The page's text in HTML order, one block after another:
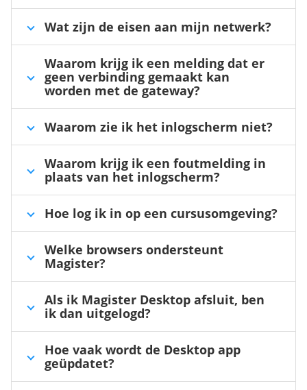
Wat zijn de eisen aan mijn netwerk?
Waarom krijg ik een melding dat er
geen verbinding gemaakt kan
worden met de gateway?
Waarom zie ik het inlogscherm niet?
Waarom krijg ik een foutmelding in
plaats van het inlogscherm?
Hoe log ik in op een cursusomgeving?
Welke browsers ondersteunt
Magister?
Als ik Magister Desktop afsluit, ben
ik dan uitgelogd?
Hoe vaak wordt de Desktop app
geüpdatet?